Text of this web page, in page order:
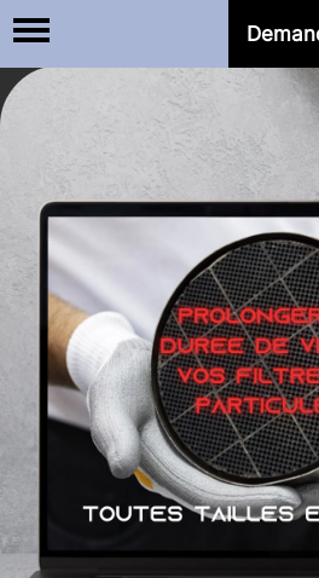
Découvrir Demandez
Besoin d'une
Réservoir ou calculateur,
nous sommes le spécialiste du
Découvrir Demandez